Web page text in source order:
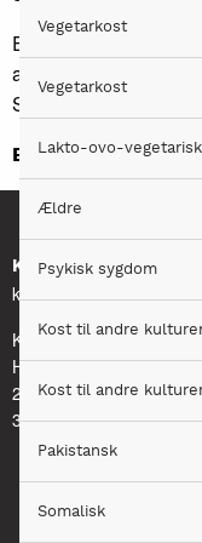
Vegetarkost
Vegetarkost
Lakto-ovo-vegetarisk
Ældre
Psykisk sygdom
Kost til andre
Kost til andre
Pakistansk
Somalisk
Et lignende materiale
appen:
Se
Når mad er en
Er fagligt opdateret
Kontakt
Kost og
Holmbladsgade 70
2300 København S
3163 6600